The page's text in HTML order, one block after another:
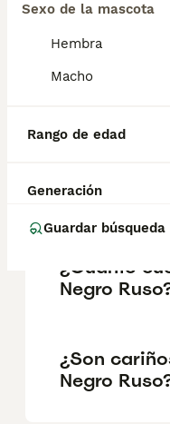
Sexo de la mascota
Hembra
Macho
Rango de edad
Generación
Guardar búsqueda
presencia cada
¿Cómo es
puro?
¿Cuánto
Negro
¿Son
Negro